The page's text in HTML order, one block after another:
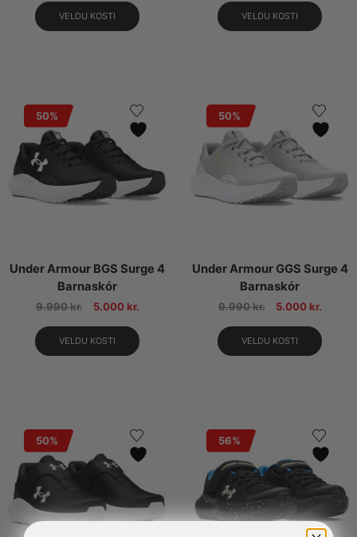
VELDU KOSTI VELDU KOSTI
50%
Under Armour BGS Surge 4
Barnaskór
9.990kr. 5.000 kr.
VELDU KOSTI
50%
Under Armour GGS Surge 4
Barnaskór
9.990kr. 5.000 kr.
VELDU KOSTI
50% 56%